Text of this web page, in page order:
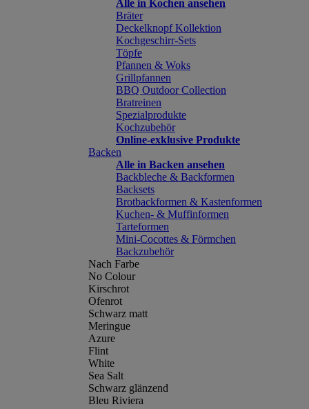
Alle in Kochen ansehen
Bräter
Deckelknopf Kollektion
Kochgeschirr-Sets
Töpfe
Pfannen & Woks
Grillpfannen
BBQ Outdoor Collection
Bratreinen
Spezialprodukte
Kochzubehör
Online-exklusive Produkte
Backen
Alle in Backen ansehen
Backbleche & Backformen
Backsets
Brotbackformen & Kastenformen
Kuchen- & Muffinformen
Tarteformen
Mini-Cocottes & Förmchen
Backzubehör
Nach Farbe
No Colour
Kirschrot
Ofenrot
Schwarz matt
Meringue
Azure
Flint
White
Sea Salt
Schwarz glänzend
Bleu Riviera